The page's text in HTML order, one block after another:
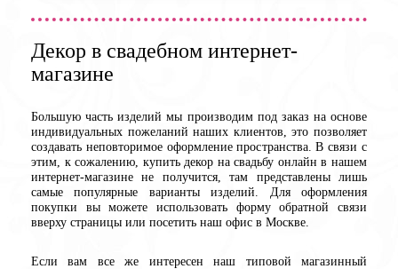
Декор в свадебном интернет-
магазине
Большую часть изделий мы производим под заказ на основе
индивидуальных пожеланий наших клиентов, это позволяет
создавать неповторимое оформление пространства. В связи с
этим, к сожалению, купить декор на свадьбу онлайн в нашем
интернет-магазине не получится, там представлены лишь
самые популярные варианты изделий. Для оформления
покупки вы можете использовать форму обратной связи
вверху страницы или посетить наш офис в Москве.
Если вам все же интересен наш типовой магазинный